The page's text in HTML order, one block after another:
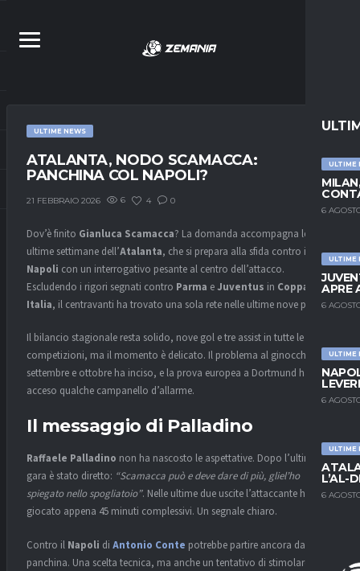
ULTIME
6
ULTIME
APRE
6
ULTIME
6
ULTIME
L’AL-
6
ULTIME NEWS
ATALANTA, NODO SCAMACCA:
PANCHINA COL NAPOLI?
21 FEBBRAIO 2026 6 4 0
Dov’è finito Gianluca Scamacca? La domanda accompagna le
ultime settimane dell’Atalanta, che si prepara alla sfida contro il
Napoli con un interrogativo pesante al centro dell’attacco.
Escludendo i rigori segnati contro Parma eJuventus in Coppa
Italia, il centravanti ha trovato una sola rete nelle ultime nove partite.
Il bilancio stagionale resta solido, nove gol e tre assist in tutte le
competizioni, ma il momento è delicato. Il problema al ginocchio tra
settembre e ottobre ha inciso, e la prova europea a Dortmund ha
acceso qualche campanello d’allarme.
Il messaggio di Palladino
Raffaele Palladino non ha nascosto le aspettative. Dopo l’ultima
gara è stato diretto: “Scamacca può e deve dare di più, gliel’ho
spiegato nello spogliatoio”. Nelle ultime due uscite l’attaccante ha
giocato appena 45 minuti complessivi. Un segnale chiaro.
Contro il Napoli di Antonio Conte potrebbe partire ancora dalla
panchina. Una scelta tecnica, ma anche un tentativo di stimolare una